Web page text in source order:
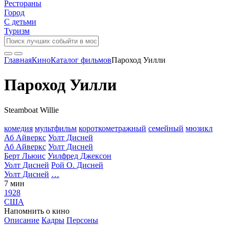
Рестораны
Город
С детьми
Туризм
ГлавнаяКиноКаталог фильмовПароход Уилли
Пароход Уилли
Steamboat Willie
комедия мультфильм короткометражный семейный мюзикл
Аб Айверкс Уолт Дисней
Аб Айверкс Уолт Дисней
Берт Льюис Уилфред Джексон
Уолт Дисней Рой О. Дисней
Уолт Дисней …
7 мин
1928
США
Напомнить о кино
Описание Кадры Персоны